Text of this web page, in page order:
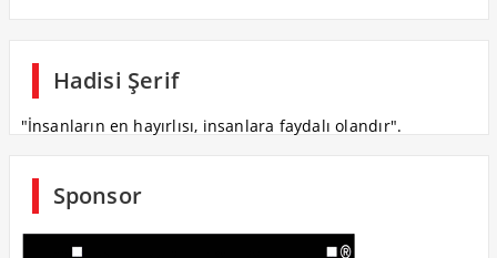
Hadisi Şerif
"İnsanların en hayırlısı, insanlara faydalı olandır".
Sponsor